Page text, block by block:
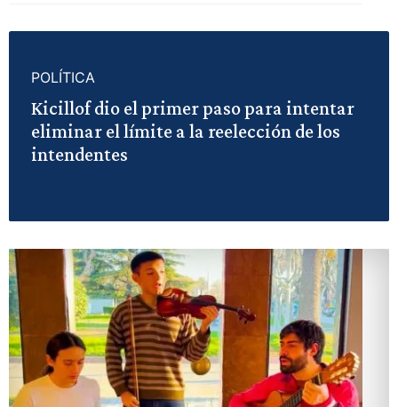
POLÍTICA
Kicillof dio el primer paso para intentar
eliminar el límite a la reelección de los
intendentes